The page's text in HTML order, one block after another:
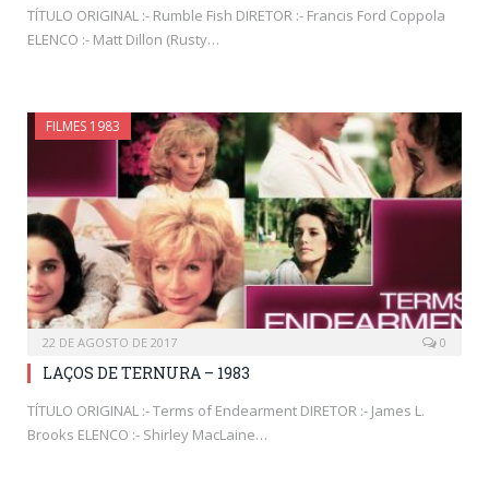
TÍTULO ORIGINAL :- Rumble Fish DIRETOR :- Francis Ford Coppola
ELENCO :- Matt Dillon (Rusty…
FILMES 1983
22 DE AGOSTO DE 2017 0
LAÇOS DE TERNURA – 1983
TÍTULO ORIGINAL :- Terms of Endearment DIRETOR :- James L.
Brooks ELENCO :- Shirley MacLaine…